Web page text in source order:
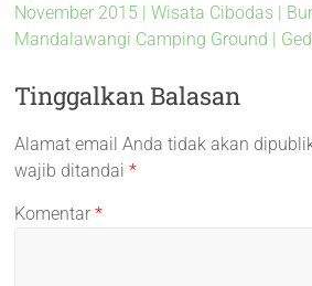
November 2015 | Wisata Cibodas |
Mandalawangi Camping Ground |
Tinggalkan Balasan
Alamat email Anda tidak akan
wajib ditandai*
Komentar*